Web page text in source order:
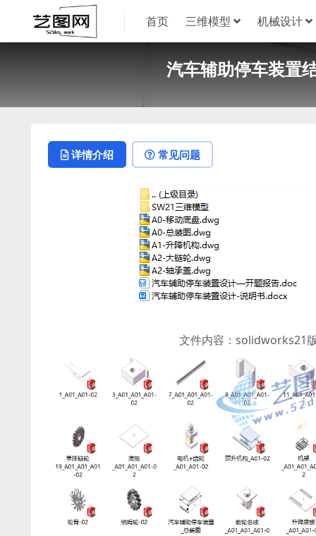
首页 三维模型 机械设计
汽车辅助停车装置
详情介绍 常见问题
文件内容：solidworks21